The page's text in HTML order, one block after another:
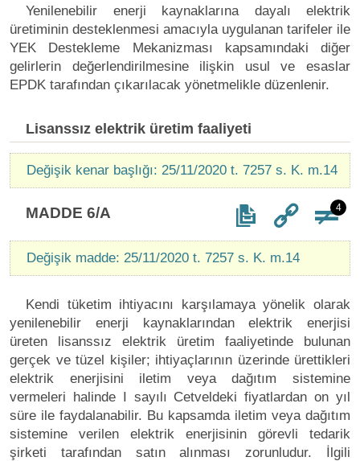
Yenilenebilir enerji kaynaklarına dayalı elektrik
üretiminin desteklenmesi amacıyla uygulanan tarifeler ile
YEK Destekleme Mekanizması kapsamındaki diğer
gelirlerin değerlendirilmesine ilişkin usul ve esaslar
EPDK tarafından çıkarılacak yönetmelikle düzenlenir.
Lisanssız elektrik üretim faaliyeti
Değişik kenar başlığı: 25/11/2020 t. 7257 s. K. m.14
MADDE 6/A 4
Değişik madde: 25/11/2020 t. 7257 s. K. m.14
Kendi tüketim ihtiyacını karşılamaya yönelik olarak
yenilenebilir enerji kaynaklarından elektrik enerjisi
üreten lisanssız elektrik üretim faaliyetinde bulunan
gerçek ve tüzel kişiler; ihtiyaçlarının üzerinde ürettikleri
elektrik enerjisini iletim veya dağıtım sistemine
vermeleri halinde I sayılı Cetveldeki fiyatlardan on yıl
süre ile faydalanabilir. Bu kapsamda iletim veya dağıtım
sistemine verilen elektrik enerjisinin görevli tedarik
şirketi tarafından satın alınması zorunludur. İlgili